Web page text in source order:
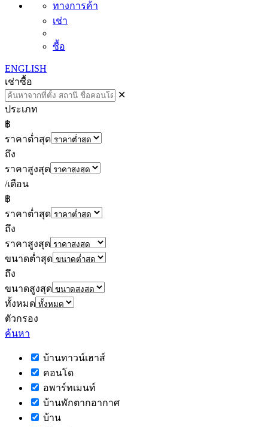
ทางการค้า
เช่า
ซื้อ
ENGLISH
เช่าซื้อ
✕
ประเภท
฿
ราคาต่ำสุด
ถึง
ราคาสูงสุด
/เดือน
฿
ราคาต่ำสุด
ถึง
ราคาสูงสุด
ขนาดต่ำสุด
ถึง
ขนาดสูงสุด
ทั้งหมด
ตัวกรอง
ค้นหา
บ้านทาวน์เฮาส์
คอนโด
อพาร์ทเมนท์
บ้านพักตากอากาศ
บ้าน